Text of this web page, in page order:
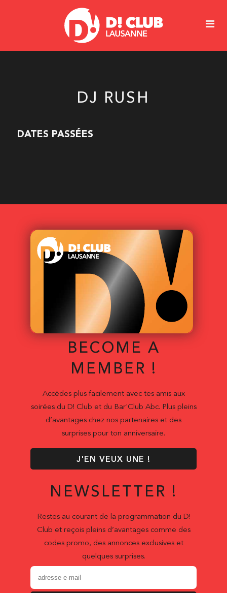
DJ RUSH
DATES PASSÉES
BECOME A
MEMBER !
Accédes plus facilement avec tes amis aux
soirées du D! Club et du Bar'Club Abc. Plus pleins
d’avantages chez nos partenaires et des
surprises pour ton anniversaire.
J'EN VEUX UNE !
NEWSLETTER !
Restes au courant de la programmation du D!
Club et reçois pleins d’avantages comme des
codes promo, des annonces exclusives et
quelques surprises.